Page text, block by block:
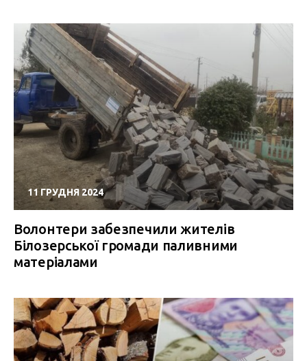
11 ГРУДНЯ 2024
Волонтери забезпечили жителів
Білозерської громади паливними
матеріалами